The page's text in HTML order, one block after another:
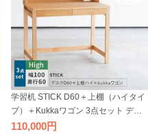
学習机 STICK D60＋上棚（ハイタイ
プ）＋Kukkaワゴン 3点セット デス
クセット 奥行60cm 幅100cm 杉工場
110,000